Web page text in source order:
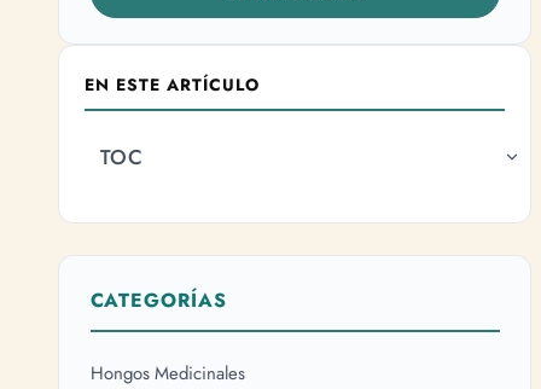
EN ESTE ARTÍCULO
TOC
CATEGORÍAS
Hongos Medicinales